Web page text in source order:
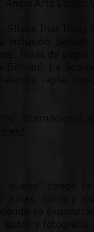
That Thing
Inclusión Social),
Risas de papel
Silman), La
-
Internacional
sueño”, donde
niños y
se
y